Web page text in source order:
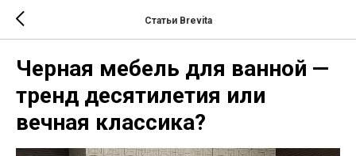
Статьи Brevita
Черная мебель для ванной —
тренд десятилетия или
вечная классика?